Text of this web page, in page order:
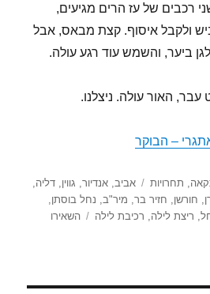
רכבים של עז הרים מגיעים,
ולקבל איסוף. קצת מבאס, אבל
ביער, והשמש עוד רגע עולה.
האור עולה. ניצלנו.
– הבוקר
תחרויות תגיות
אביב ,אנדיור גווין ,דליה
חורשן חזיר בר מיר"ב נחל בוסתן
ריצת לילה רכיבת לילה
השאירו